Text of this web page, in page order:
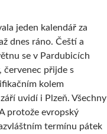
jeden kalendář za
dnes ráno. Čeští a
se v Pardubicích
červenec přijde s
kolem
uvidí i Plzeň. Všechny
protože evropský
termínu pátek